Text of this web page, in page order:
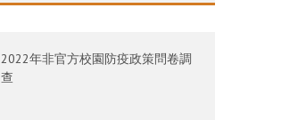
2022年非官方校園防疫政策問卷調
查